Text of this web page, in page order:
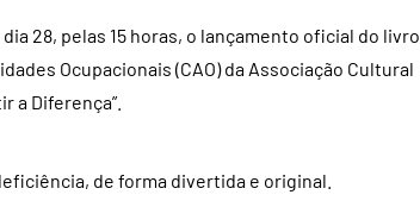
28, pelas 15 horas, o lançamento oficial do livro
Ocupacionais (CAO) da Associação Cultural
a Diferença”.
de forma divertida e original.